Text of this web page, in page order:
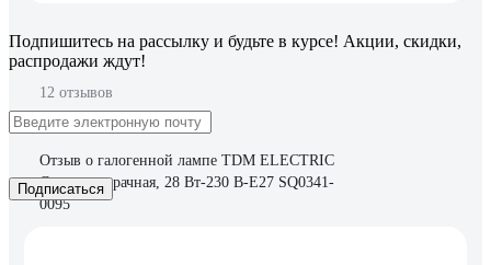
12 отзывов
Отзыв о галогенной лампе TDM ELECTRIC
Свеча прозрачная, 28 Вт-230 В-Е27 SQ0341-
0095
Подпишитесь на рассылку и будьте в курсе! Акции, скидки,
распродажи ждут!
Подписаться